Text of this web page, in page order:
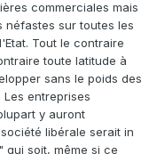
commerciales mais
néfastes sur toutes les
Tout le contraire
toute latitude à
sans le poids des
entreprises
y auront
libérale serait in
soit, même si ce